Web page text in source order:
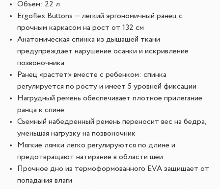
Объем: 22 л
Ergoflex Buttons — легкий эргономичный ранец с
прочным каркасом на рост от 132 см
Анатомическая спинка из дышащей ткани
предупреждает нарушение осанки и искривление
позвоночника
Ранец «растет» вместе с ребенком: спинка
регулируется по росту и имеет 5 уровней фиксации
Нагрудный ремень обеспечивает плотное прилегание
ранца к спине
Съемный набедренный ремень переносит вес на бедра,
уменьшая нагрузку на позвоночник
Мягкие лямки легко регулируются по длине и
предотвращают натирание в области шеи
Прочное дно из термоформованного EVA защищает от
попадания влаги